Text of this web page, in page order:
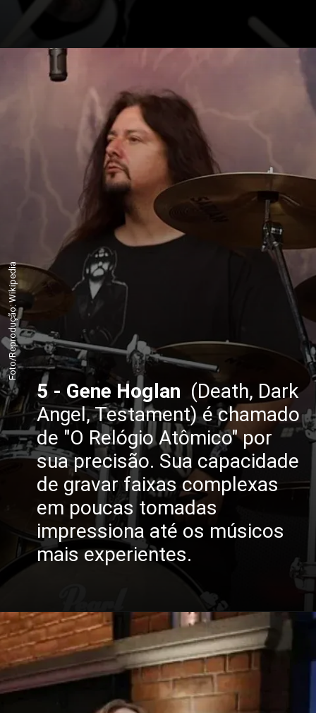
Foto/Reprodução: Wikipedia
5 - Gene Hoglan (Death, Dark
Angel, Testament) é chamado
de "O Relógio Atômico" por
sua precisão. Sua capacidade
de gravar faixas complexas
em poucas tomadas
impressiona até os músicos
mais experientes.